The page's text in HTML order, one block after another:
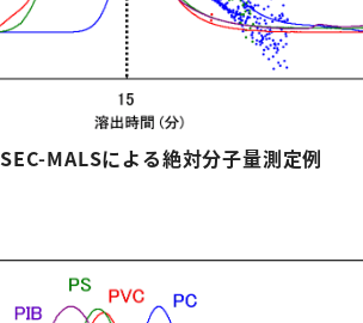
SEC-MALSによる絶対分子量測定例